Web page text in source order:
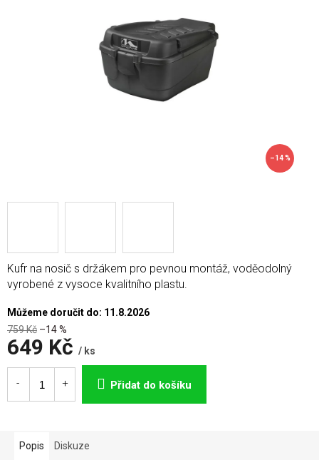
–14 %
759 Kč –14 %
649 Kč / ks
Měrná
cena:
Můžeme doručit do: 11.8.2026
Přidat do košíku
Kufr na nosič s držákem pro pevnou montáž, voděodolný
vyrobené z vysoce kvalitního plastu.
Popis Diskuze